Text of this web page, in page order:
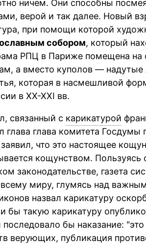
ничем. Они способны
верой и так далее. Новый
при помощи которой
собором, который
РПЦ в Париже помещена на
а вместо куполов — надутые
которая в насмешливой
в XX-XXI вв.
связанный с карикатурой
глава глава комитета Госдумы
что это настоящее
кощунством. Пользуясь
законодательстве, газета
миру, глумясь над
назвал карикатуру
бы такую карикатуру
последовало бы наказание:
верующих, публикация